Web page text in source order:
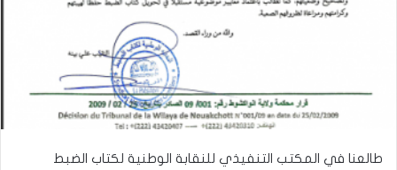
طالعنا في المكتب التنفيذي للنقابة الوطنية لكتاب الضبط